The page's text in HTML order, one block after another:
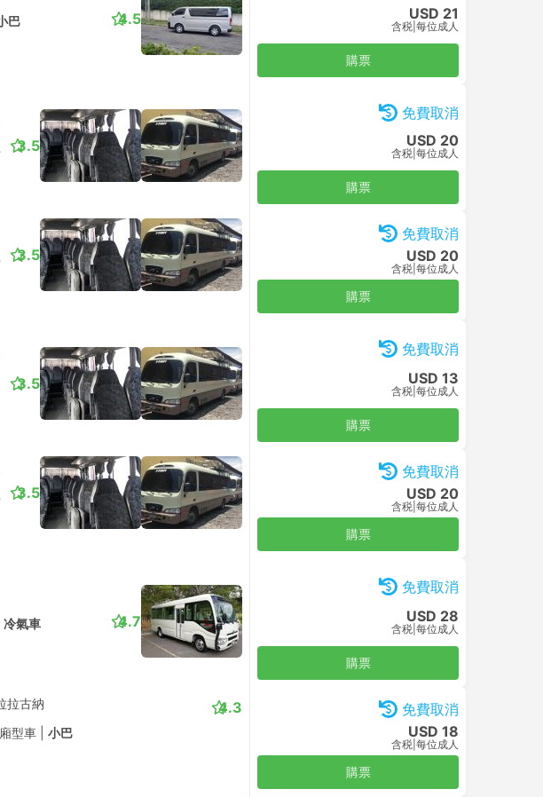
巴 4.5
USD 21
含税 每位成人
購票
巴3.5
免費取消
USD 20
含税 每位成人
購票
巴3.5
免費取消
USD 20
含税 每位成人
購票
3.5
免費取消
USD 13
含税 每位成人
購票
巴3.5
免費取消
USD 20
含税 每位成人
購票
冷氣車 4.7
免費取消
USD 28
含税 每位成人
購票
拉古納
廂型車 小巴
4.3
免費取消
USD 18
含税 每位成人
購票